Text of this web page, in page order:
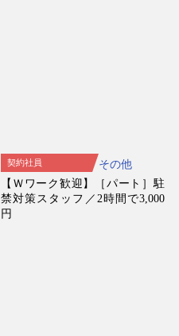
契約社員
その他
【Ｗワーク歓迎】［パート］駐
禁対策スタッフ／2時間で3,000
円